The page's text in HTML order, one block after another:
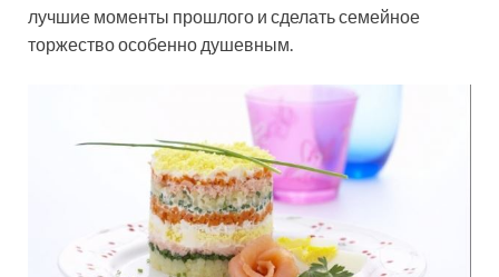
лучшие моменты прошлого и сделать семейное
торжество особенно душевным.